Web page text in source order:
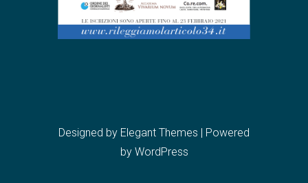
Designed by Elegant Themes | Powered
by WordPress